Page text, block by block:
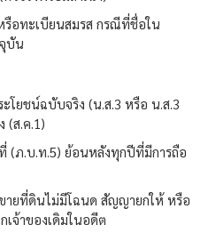
รือทะเบียนสมรส กรณีที่ชื่อใน
บัน
โยชน์ฉบับจริง (น.ส.3 หรือ น.ส.3
(ส.ค.1)
(ภ.บ.ท.5) ย้อนหลังทุกปีที่มีการถือ
ยที่ดินไม่มีโฉนด สัญญายกให้ หรือ
เจ้าของเดิมในอดีต